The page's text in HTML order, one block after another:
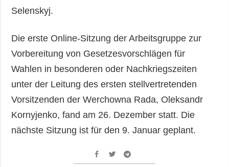
Selenskyj.
Die erste Online-Sitzung der Arbeitsgruppe zur
Vorbereitung von Gesetzesvorschlägen für
Wahlen in besonderen oder Nachkriegszeiten
unter der Leitung des ersten stellvertretenden
Vorsitzenden der Werchowna Rada, Oleksandr
Kornyjenko, fand am 26. Dezember statt. Die
nächste Sitzung ist für den 9. Januar geplant.